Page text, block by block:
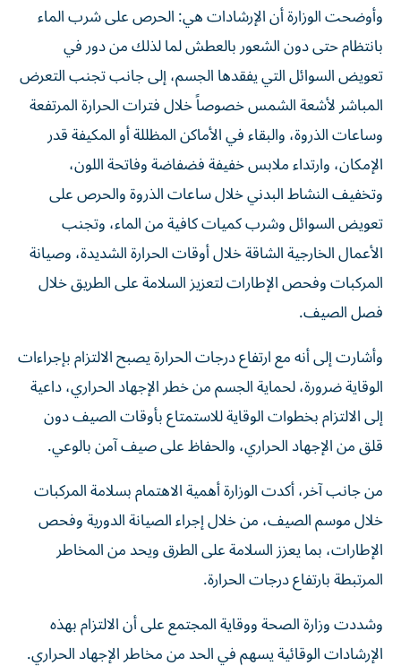
وأوضحت الوزارة أن الإرشادات هي: الحرص على شرب الماء
بانتظام حتى دون الشعور بالعطش لما لذلك من دور في
تعويض السوائل التي يفقدها الجسم، إلى جانب تجنب التعرض
المباشر لأشعة الشمس خصوصاً خلال فترات الحرارة المرتفعة
وساعات الذروة، والبقاء في الأماكن المظللة أو المكيفة قدر
الإمكان، وارتداء ملابس خفيفة فضفاضة وفاتحة اللون،
وتخفيف النشاط البدني خلال ساعات الذروة والحرص على
تعويض السوائل وشرب كميات كافية من الماء، وتجنب
الأعمال الخارجية الشاقة خلال أوقات الحرارة الشديدة، وصيانة
المركبات وفحص الإطارات لتعزيز السلامة على الطريق خلال
فصل الصيف.
وأشارت إلى أنه مع ارتفاع درجات الحرارة يصبح الالتزام بإجراءات
الوقاية ضرورة، لحماية الجسم من خطر الإجهاد الحراري، داعية
إلى الالتزام بخطوات الوقاية للاستمتاع بأوقات الصيف دون
قلق من الإجهاد الحراري، والحفاظ على صيف آمن بالوعي.
من جانب آخر، أكدت الوزارة أهمية الاهتمام بسلامة المركبات
خلال موسم الصيف، من خلال إجراء الصيانة الدورية وفحص
الإطارات، بما يعزز السلامة على الطرق ويحد من المخاطر
المرتبطة بارتفاع درجات الحرارة.
وشددت وزارة الصحة ووقاية المجتمع على أن الالتزام بهذه
الإرشادات الوقائية يسهم في الحد من مخاطر الإجهاد الحراري.